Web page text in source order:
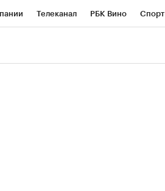
Телеканал РБК Вино Спорт